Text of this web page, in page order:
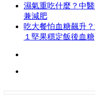
濕氣重吃什麼？中
兼減肥
吃大餐怕血糖飆升
１堅果穩定飯後血糖